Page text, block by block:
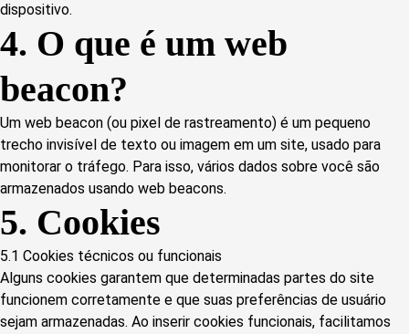
dispositivo.
4. O que é um web
beacon?
Um web beacon (ou pixel de rastreamento) é um pequeno
trecho invisível de texto ou imagem em um site, usado para
monitorar o tráfego. Para isso, vários dados sobre você são
armazenados usando web beacons.
5. Cookies
5.1 Cookies técnicos ou funcionais
Alguns cookies garantem que determinadas partes do site
funcionem corretamente e que suas preferências de usuário
sejam armazenadas. Ao inserir cookies funcionais, facilitamos